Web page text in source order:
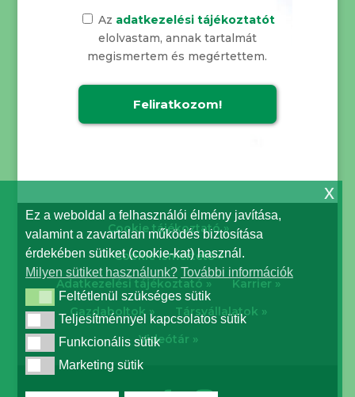
Ez a weboldal a felhasználói élmény javítása,
valamint a zavartalan működés biztosítása
érdekében sütiket (cookie-kat) használ.
Milyen sütiket használunk? További információk
Feltétlenül szükséges sütik
Feltétlenül szükséges sütik
Teljesítménnyel kapcsolatos sütik
Teljesítménnyel kapcsolatos sütik
Funkcionális sütik
Funkcionális sütik
Marketing sütik
Marketing sütik
x
Az adatkezelési tájékoztatót
elolvastam, annak tartalmát
megismertem és megértettem.
Cookie tájékoztató »
Cookie ismertető »
Adatkezelési tájékoztató »
Karrier »
Gazdaboltok »
Társvállalatok »
Videótár »